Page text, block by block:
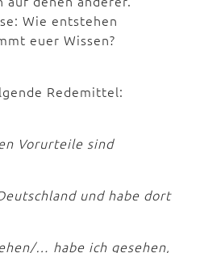
Wie entstehen
euer Wissen?
Redemittel:
Vorurteile sind
und habe dort
… habe ich gesehen,